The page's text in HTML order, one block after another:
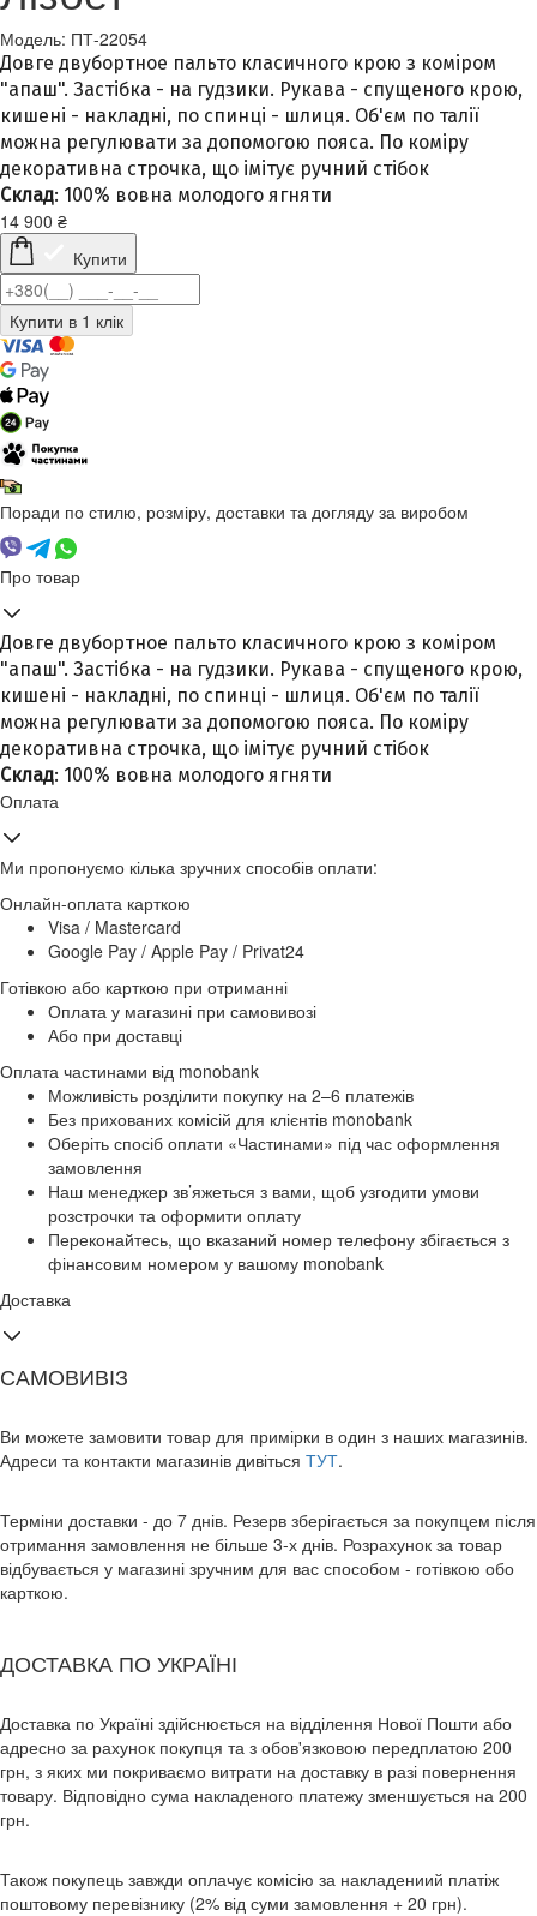
Модель: ПТ-22054
Довге двубортное пальто класичного крою з коміром
"апаш". Застібка - на гудзики. Рукава - спущеного крою,
кишені - накладні, по спинці - шлиця. Об'єм по талії
можна регулювати за допомогою пояса. По коміру
декоративна строчка, що імітує ручний стібок
Склад: 100% вовна молодого ягняти
14 900 ₴
Купити
Поради по стилю, розміру, доставки та догляду за виробом
Про товар
Довге двубортное пальто класичного крою з коміром
"апаш". Застібка - на гудзики. Рукава - спущеного крою,
кишені - накладні, по спинці - шлиця. Об'єм по талії
можна регулювати за допомогою пояса. По коміру
декоративна строчка, що імітує ручний стібок
Склад: 100% вовна молодого ягняти
Оплата
Ми пропонуємо кілька зручних способів оплати:
Онлайн-оплата карткою
Visa / Mastercard
Google Pay / Apple Pay / Privat24
Готівкою або карткою при отриманні
Оплата у магазині при самовивозі
Або при доставці
Оплата частинами від monobank
Можливість розділити покупку на 2–6 платежів
Без прихованих комісій для клієнтів monobank
Оберіть спосіб оплати «Частинами» під час оформлення
замовлення
Наш менеджер зв’яжеться з вами, щоб узгодити умови
розстрочки та оформити оплату
Переконайтесь, що вказаний номер телефону збігається з
фінансовим номером у вашому monobank
Доставка
САМОВИВІЗ
Ви можете замовити товар для примірки в один з наших магазинів.
Адреси та контакти магазинів дивіться ТУТ.
Терміни доставки - до 7 днів. Резерв зберігається за покупцем після
отримання замовлення не більше 3-х днів. Розрахунок за товар
відбувається у магазині зручним для вас способом - готівкою обо
карткою.
ДОСТАВКА ПО УКРАЇНІ
Доставка по Україні здійснюється на відділення Нової Пошти або
адресно за рахунок покупця та з обов'язковою передплатою 200
грн, з яких ми покриваємо витрати на доставку в разі повернення
товару. Відповідно сума накладеного платежу зменшується на 200
грн.
Також покупець завжди оплачує комісію за накладениий платіж
поштовому перевізнику (2% від суми замовлення + 20 грн).